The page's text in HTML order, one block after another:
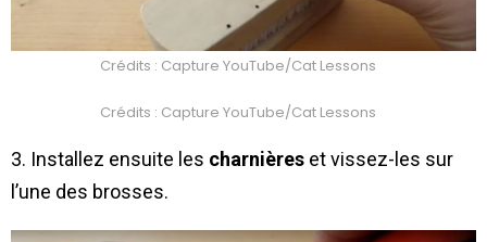
Crédits : Capture YouTube/Cat Lessons
Crédits : Capture YouTube/Cat Lessons
3. Installez ensuite les charnières et vissez-les sur
l’une des brosses.